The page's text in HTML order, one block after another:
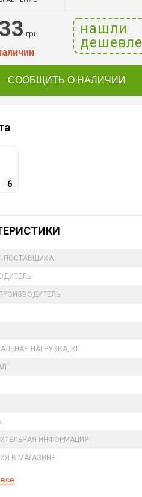
грн
нашли
дешевле
СООБЩИТЬ О НАЛИЧИИ
6
ПОСТАВЩИКА
НАГРУЗКА, КГ
ИНФОРМАЦИЯ
В МАГАЗИНЕ